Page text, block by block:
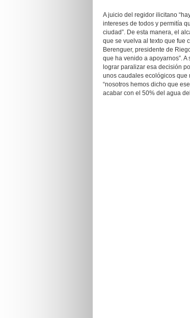
A juicio del regidor ilicitano
intereses de todos y permitía
ciudad”. De esta manera, el
que se vuelva al texto que fue
Berenguer, presidente de
que ha venido a apoyarnos”.
lograr paralizar esa decisión
unos caudales ecológicos que
“nosotros hemos dicho que
acabar con el 50% del agua